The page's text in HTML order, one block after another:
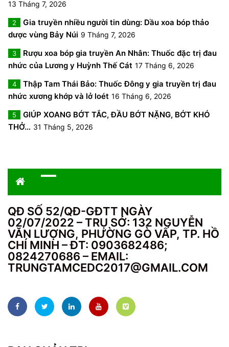
13 Tháng 7, 2026
2
Gia truyền nhiều người tin dùng: Dầu xoa bóp thảo
dược vùng Bảy Núi 9 Tháng 7, 2026
3
Rượu xoa bóp gia truyền An Nhân: Thuốc đặc trị đau
nhức của Lương y Huỳnh Thế Cát 17 Tháng 6, 2026
4
Thập Tam Thái Bảo: Thuốc Đông y gia truyền trị đau
nhức xương khớp và lở loét 16 Tháng 6, 2026
5
GIÚP XOANG BỚT TẮC, ĐẦU BỚT NẶNG, BỚT KHÓ
THỞ… 31 Tháng 5, 2026
QĐ SỐ 52/QĐ-GĐTT NGÀY
02/07/2022 – TRỤ SỞ: 132 NGUYỄN
VĂN LƯỢNG, PHƯỜNG GÒ VẤP, TP. HỒ
CHÍ MINH – ĐT: 0903682486;
0824270686 – EMAIL:
TRUNGTAMCEDC2017@GMAIL.COM